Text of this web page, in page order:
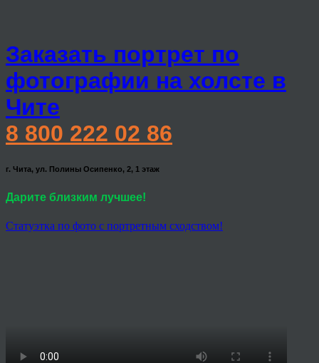
Заказать портрет по
фотографии на холсте в
Чите
8 800 222 02 86
г. Чита, ул. Полины Осипенко, 2, 1 этаж
Дарите близким лучшее!
Статуэтка по фото с портретным сходством!